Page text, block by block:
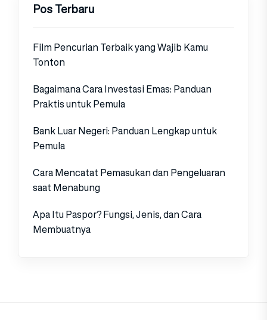
Pos Terbaru
Film Pencurian Terbaik yang Wajib Kamu
Tonton
Bagaimana Cara Investasi Emas: Panduan
Praktis untuk Pemula
Bank Luar Negeri: Panduan Lengkap untuk
Pemula
Cara Mencatat Pemasukan dan Pengeluaran
saat Menabung
Apa Itu Paspor? Fungsi, Jenis, dan Cara
Membuatnya